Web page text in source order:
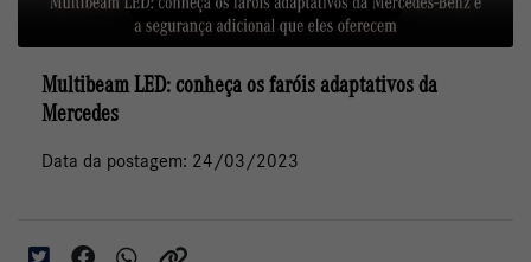
Multibeam LED: conheça os faróis adaptativos da
Mercedes
Data da postagem: 24/03/2023